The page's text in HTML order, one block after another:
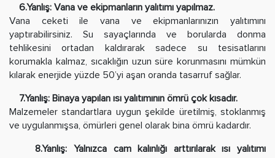
6.Yanlış: Vana ve ekipmanların yalıtımı yapılmaz.
Vana ceketi ile vana ve ekipmanlarınızın yalıtımını
yaptırabilirsiniz. Su sayaçlarında ve borularda donma
tehlikesini ortadan kaldırarak sadece su tesisatlarını
korumakla kalmaz, sıcaklığın uzun süre korunmasını mümkün
kılarak enerjide yüzde 50’yi aşan oranda tasarruf sağlar.
7.Yanlış: Binaya yapılan ısı yalıtımının ömrü çok kısadır.
Malzemeler standartlara uygun şekilde üretilmiş, stoklanmış
ve uygulanmışsa, ömürleri genel olarak bina ömrü kadardır.
8.Yanlış: Yalnızca cam kalınlığı arttırılarak ısı yalıtımı